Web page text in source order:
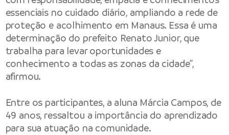
essenciais no cuidado diário, ampliando a rede de
proteção e acolhimento em Manaus. Essa é uma
determinação do prefeito Renato Junior, que
trabalha para levar oportunidades e
conhecimento a todas as zonas da cidade”,
afirmou.
Entre os participantes, a aluna Márcia Campos, de
49 anos, ressaltou a importância do aprendizado
para sua atuação na comunidade.